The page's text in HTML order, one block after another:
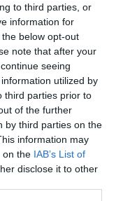
to third parties, or
information for
below opt-out
note that after your
seeing
utilized by
third parties prior to
of the further
by third parties on the
information may
on the IAB’s List of
disclose it to other
Ολυμπιακός:
στον